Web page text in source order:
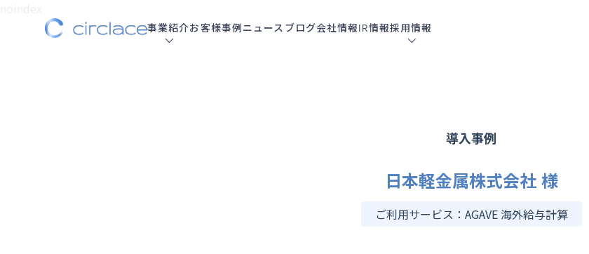
事業紹介お客様事例ニュース ブログ会社情報IR情報採用情報
導入事例
日本軽金属株式会社 様
ご利用サービス： AGAVE 海外給与計算